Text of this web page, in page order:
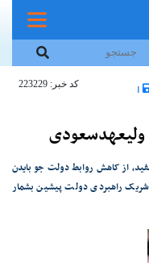
|
کد خبر: 223229
ولیعهدسعودی
از کاهش روابط دولت جو بایدن
راهبردی دولت پیشین بشمار